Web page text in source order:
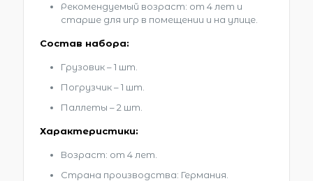
Рекомендуемый возраст: от 4 лет и
старше для игр в помещении и на улице.
Состав набора:
Грузовик – 1 шт.
Погрузчик – 1 шт.
Паллеты – 2 шт.
Характеристики:
Возраст: от 4 лет.
Страна производства: Германия.